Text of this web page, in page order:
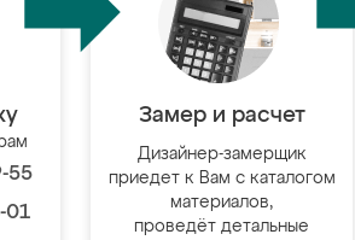
55
01
Замер и расчет
Дизайнер-замерщик
приедет к Вам с каталогом
материалов,
проведёт детальные